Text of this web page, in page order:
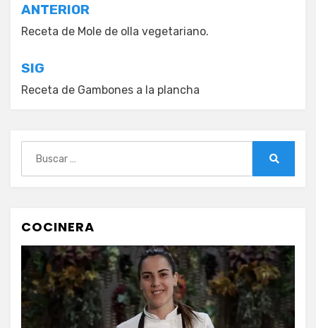
Navegación
de
entradas
ANTERIOR
Receta de Mole de olla vegetariano.
SIG
Receta de Gambones a la plancha
COCINERA